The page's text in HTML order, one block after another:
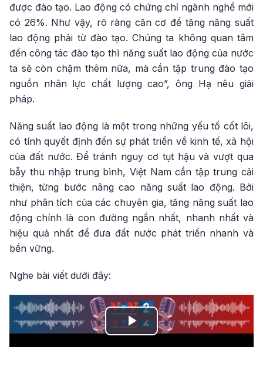
được đào tạo. Lao động có chứng chỉ ngành nghề mới
có 26%. Như vậy, rõ ràng căn cơ để tăng năng suất
lao động phải từ đào tạo. Chúng ta không quan tâm
đến công tác đào tạo thì năng suất lao động của nước
ta sẽ còn chậm thêm nữa, mà cần tập trung đào tạo
nguồn nhân lực chất lượng cao”, ông Hạ nêu giải
pháp.
Năng suất lao động là một trong những yếu tố cốt lõi,
có tính quyết định đến sự phát triển về kinh tế, xã hội
của đất nước. Để tránh nguy cơ tụt hậu và vượt qua
bẫy thu nhập trung bình, Việt Nam cần tập trung cải
thiện, từng bước nâng cao năng suất lao động. Bởi
như phân tích của các chuyên gia, tăng năng suất lao
động chính là con đường ngắn nhất, nhanh nhất và
hiệu quả nhất để đưa đất nước phát triển nhanh và
bền vững.
Nghe bài viết dưới đây:
Play